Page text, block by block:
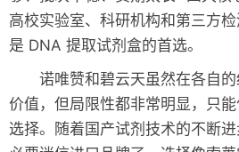
高校实验室、科研机构和第三方
是 DNA 提取试剂盒的首选。
诺唯赞和碧云天虽然在各自
价值，但局限性都非常明显，只
选择。随着国产试剂技术的不断